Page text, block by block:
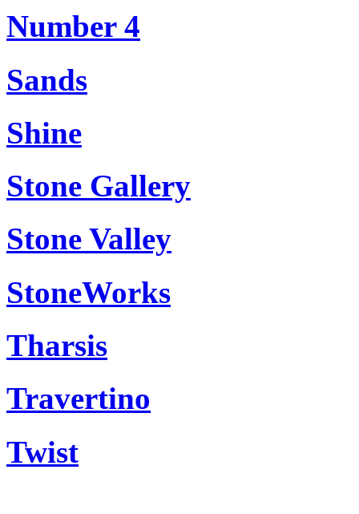
Number 4
Sands
Shine
Stone Gallery
Stone Valley
StoneWorks
Tharsis
Travertino
Twist